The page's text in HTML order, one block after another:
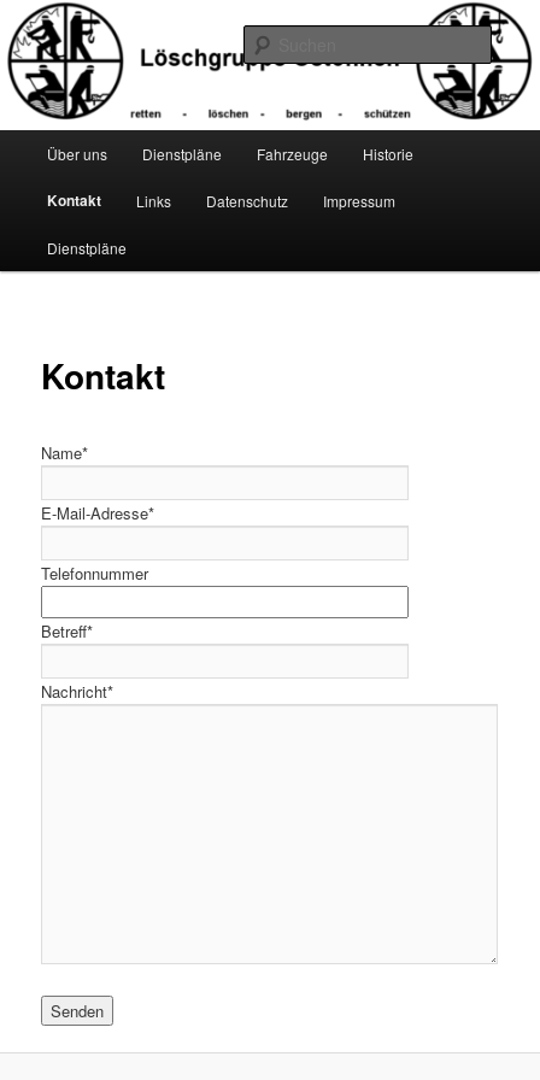
Zum
primären
Inhalt
springen
HauptmenüÜber uns Dienstpläne Fahrzeuge Historie
Kontakt Links Datenschutz Impressum
Dienstpläne
Kontakt
Name*
E-Mail-Adresse*
Telefonnummer
Betreff*
Nachricht*